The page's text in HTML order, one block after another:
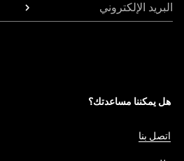
البريد الإلكتروني
هل يمكننا مساعدتك؟
اتصل بنا